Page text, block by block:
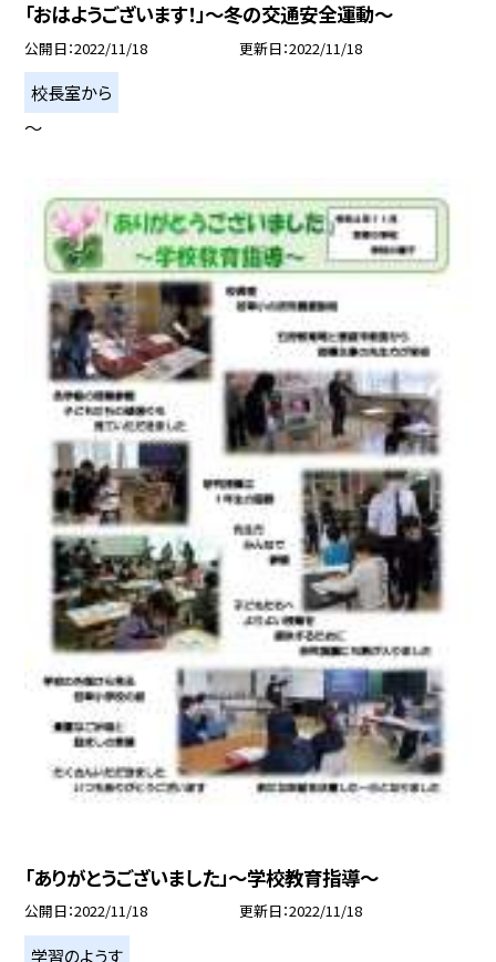
「おはようございます！」〜冬の交通安全運動〜
公開日 2022/11/18 更新日 2022/11/18
校長室から
〜
「ありがとうございました」〜学校教育指導〜
公開日 2022/11/18 更新日 2022/11/18
学習のようす